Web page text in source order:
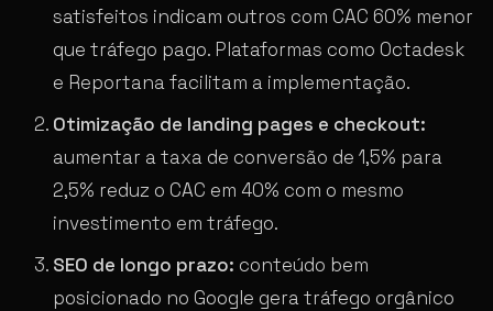
satisfeitos indicam outros com CAC 60% menor
que tráfego pago. Plataformas como Octadesk
e Reportana facilitam a implementação.
Otimização de landing pages e checkout:
aumentar a taxa de conversão de 1,5% para
2,5% reduz o CAC em 40% com o mesmo
investimento em tráfego.
SEO de longo prazo: conteúdo bem
posicionado no Google gera tráfego orgânico